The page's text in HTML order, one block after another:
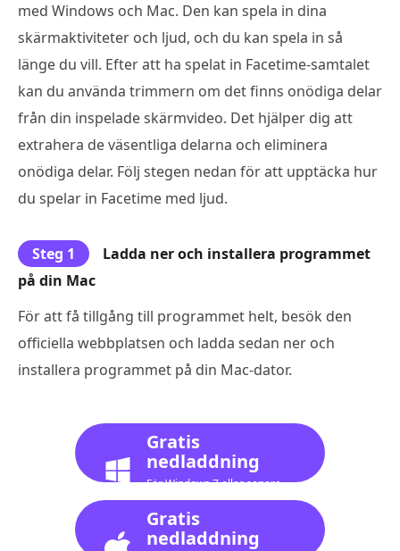
med Windows och Mac. Den kan spela in dina
skärmaktiviteter och ljud, och du kan spela in så
länge du vill. Efter att ha spelat in Facetime-samtalet
kan du använda trimmern om det finns onödiga delar
från din inspelade skärmvideo. Det hjälper dig att
extrahera de väsentliga delarna och eliminera
onödiga delar. Följ stegen nedan för att upptäcka hur
du spelar in Facetime med ljud.
Steg 1
Ladda ner och installera programmet
på din Mac
För att få tillgång till programmet helt, besök den
officiella webbplatsen och ladda sedan ner och
installera programmet på din Mac-dator.
Gratis
nedladdning
För Windows 7 eller senare
Gratis
nedladdning